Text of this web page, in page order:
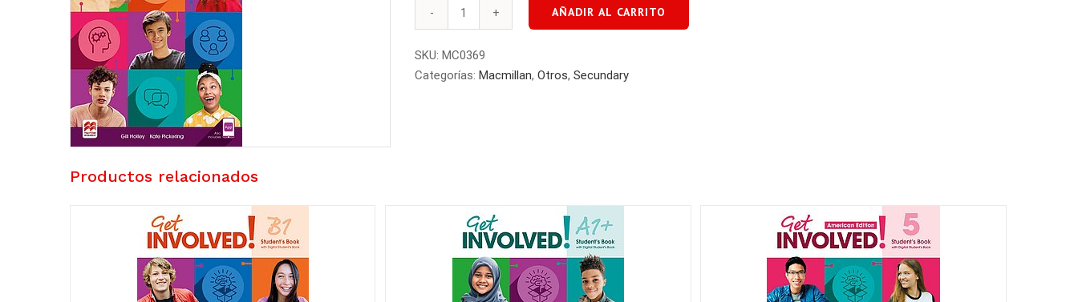
GET
STUDENT'S
BOOK
AÑADIR AL CARRITO
SKU: MC0369
Categorías: Macmillan, Otros, Secundary
Productos relacionados